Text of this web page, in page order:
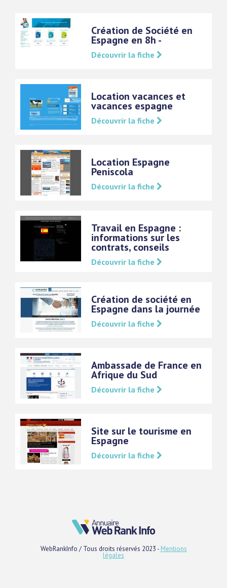
Création de Société en
Espagne en 8h -
Découvrir la fiche
Location vacances et
vacances espagne
Découvrir la fiche
Location Espagne
Peniscola
Découvrir la fiche
Travail en Espagne :
informations sur les
contrats, conseils
Découvrir la fiche
Création de société en
Espagne dans la journée
Découvrir la fiche
Ambassade de France en
Afrique du Sud
Découvrir la fiche
Site sur le tourisme en
Espagne
Découvrir la fiche
WebRankInfo / Tous droits réservés 2023 - Mentions
légales